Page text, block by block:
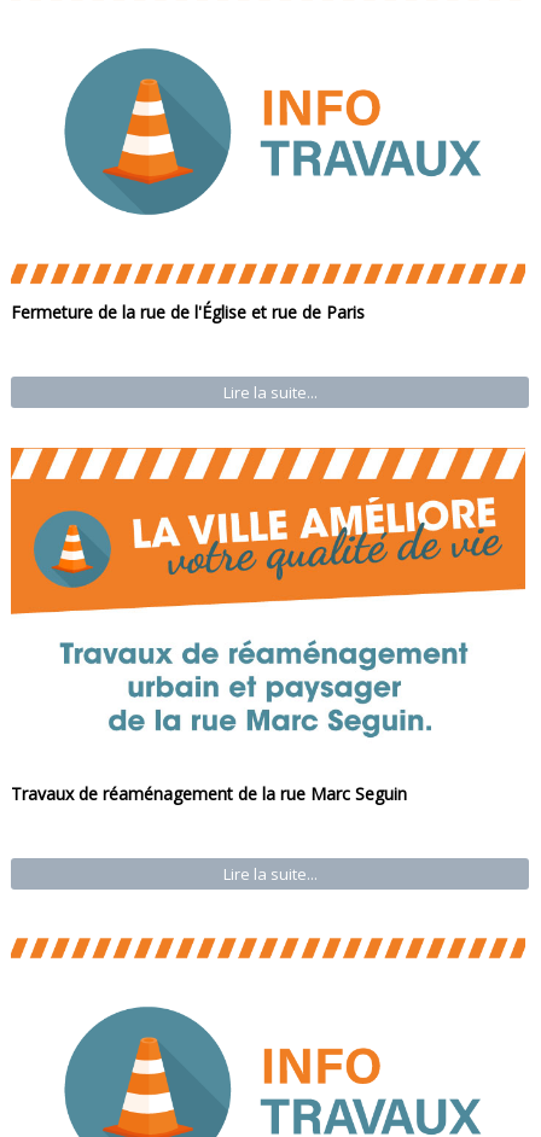
Fermeture de la rue de l'Église et rue de Paris
Lire la suite...
Travaux de réaménagement de la rue Marc Seguin
Lire la suite...